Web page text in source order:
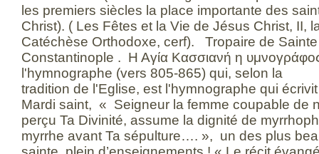
les premiers siècles la place importante des
Christ). ( Les Fêtes et la Vie de Jésus Christ, II,
Catéchèse Orthodoxe, cerf). Tropaire de
Constantinople . Η Αγία Κασσιανή η
l'hymnographe (vers 805-865) qui, selon la
tradition de l'Eglise, est l'hymnographe qui
Mardi saint, « Seigneur la femme coupable de
perçu Ta Divinité, assume la dignité de
myrrhe avant Ta sépulture…. », un des plus